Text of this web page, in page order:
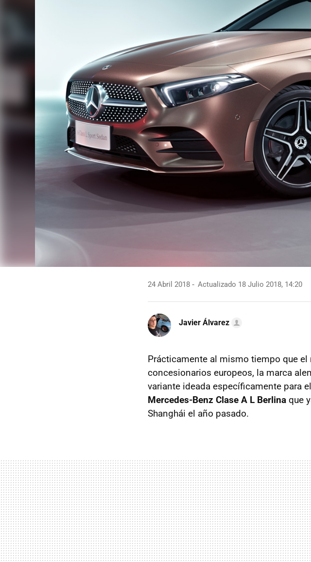
24 Abril 2018 Actualizado 18 Julio 2018, 14:20
Javier Álvarez
Prácticamente al mismo tiempo que el
concesionarios europeos, la marca
variante ideada específicamente para el
Mercedes-Benz Clase A L Berlina que
Shanghái el año pasado.